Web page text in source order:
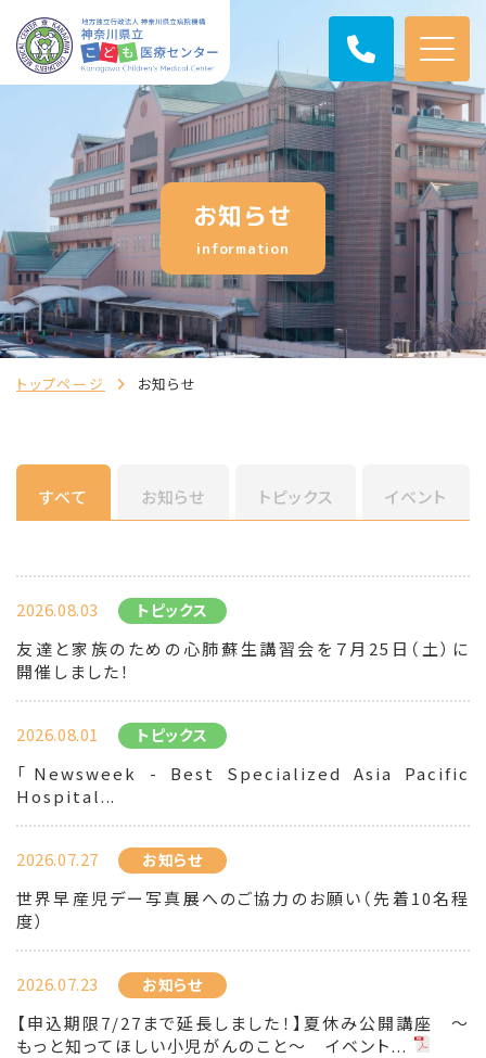
お知らせ
information
トップページ お知らせ
すべて お知らせ トピックス イベント
2026.08.03 トピックス
友達と家族のための心肺蘇生講習会を７月25日（土）に
開催しました！
2026.08.01 トピックス
「Newsweek - Best Specialized Asia Pacific
Hospital...
2026.07.27 お知らせ
世界早産児デー写真展へのご協力のお願い（先着10名程
度）
2026.07.23 お知らせ
【申込期限7/27まで延長しました！】夏休み公開講座 ～
もっと知ってほしい小児がんのこと～ イベント...